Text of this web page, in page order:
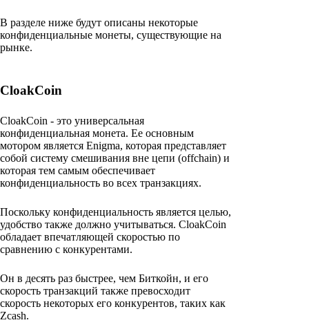
В разделе ниже будут описаны некоторые
конфиденциальные монеты, существующие на
рынке.
CloakCoin
CloakCoin - это универсальная
конфиденциальная монета. Ее основным
мотором является Enigma, которая представляет
собой систему смешивания вне цепи (offchain) и
которая тем самым обеспечивает
конфиденциальность во всех транзакциях.
Поскольку конфиденциальность является целью,
удобство также должно учитываться. CloakCoin
обладает впечатляющей скоростью по
сравнению с конкурентами.
Он в десять раз быстрее, чем Биткойн, и его
скорость транзакций также превосходит
скорость некоторых его конкурентов, таких как
Zcash.